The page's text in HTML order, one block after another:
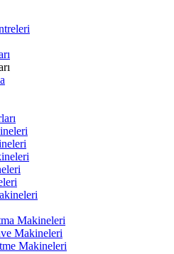
Makineleri
Makineleri
Makineleri